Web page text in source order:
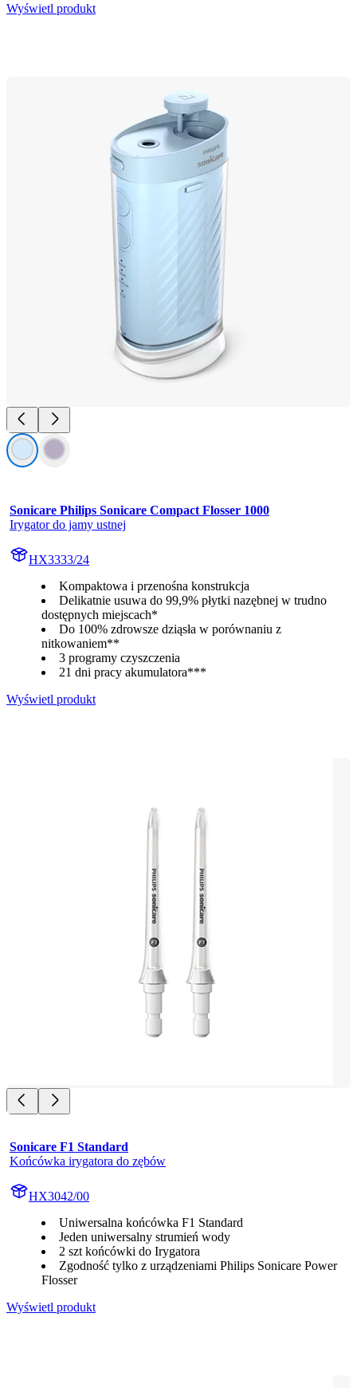
Wyświetl produkt
Sonicare Philips Sonicare Compact Flosser 1000
Irygator do jamy ustnej
HX3333/24
Kompaktowa i przenośna konstrukcja
Delikatnie usuwa do 99,9% płytki nazębnej w trudno
dostępnych miejscach*
Do 100% zdrowsze dziąsła w porównaniu z
nitkowaniem**
3 programy czyszczenia
21 dni pracy akumulatora***
Wyświetl produkt
Sonicare F1 Standard
Końcówka irygatora do zębów
HX3042/00
Uniwersalna końcówka F1 Standard
Jeden uniwersalny strumień wody
2 szt końcówki do Irygatora
Zgodność tylko z urządzeniami Philips Sonicare Power
Flosser
Wyświetl produkt